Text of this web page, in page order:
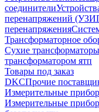
соединители
перенапряжений
перенапряжения
Трансформаторное
Сухие трансформаторы
трансформатором ятп
Товары под заказ
DKCПрочие
Измерительные
Измерительные